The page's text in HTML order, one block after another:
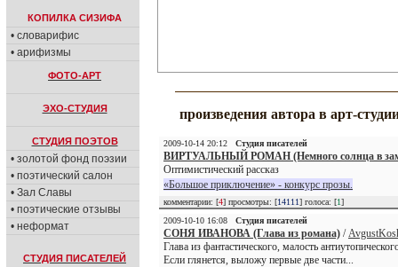
КОПИЛКА СИЗИФА
• словарифис
• арифизмы
ФОТО-АРТ
ЭХО-СТУДИЯ
СТУДИЯ ПОЭТОВ
• золотой фонд поэзии
• поэтический салон
• Зал Славы
• поэтические отзывы
• неформат
СТУДИЯ ПИСАТЕЛЕЙ
произведения автора в арт-
2009-10-14 20:12 Студия писателей
ВИРТУАЛЬНЫЙ РОМАН (Немного солнца в
Оптимистический рассказ
«Большое приключение» - конкурс прозы.
комментарии: [4] просмотры: [14111] голоса: [1]
2009-10-10 16:08
Студия писателей
СОНЯ ИВАНОВА (Глава из романа) /
Глава из фантастического, малость
Если глянется, выложу первые две части...